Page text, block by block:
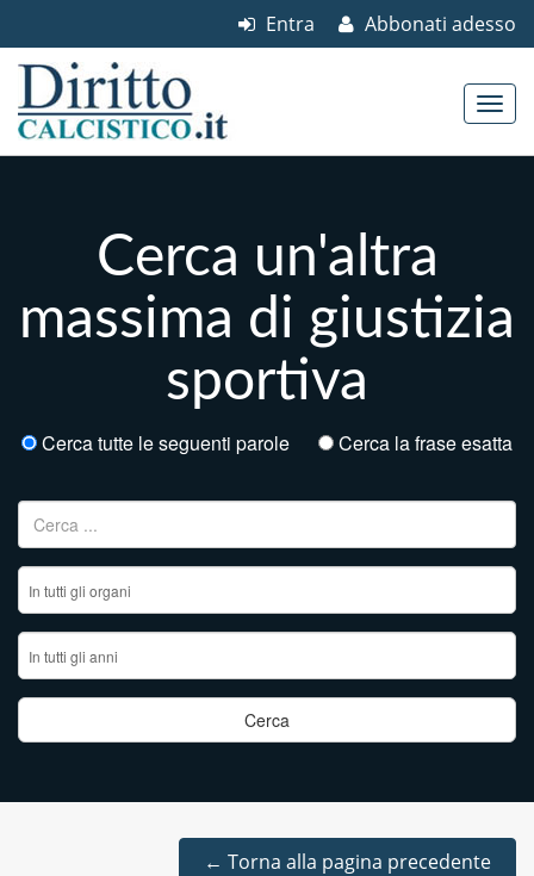
Abbonati adesso
Entra
Cerca un'altra
massima di giustizia
sportiva
Cerca tutte le seguenti parole Cerca la frase esatta
Ricerca per:
← Torna alla pagina precedente